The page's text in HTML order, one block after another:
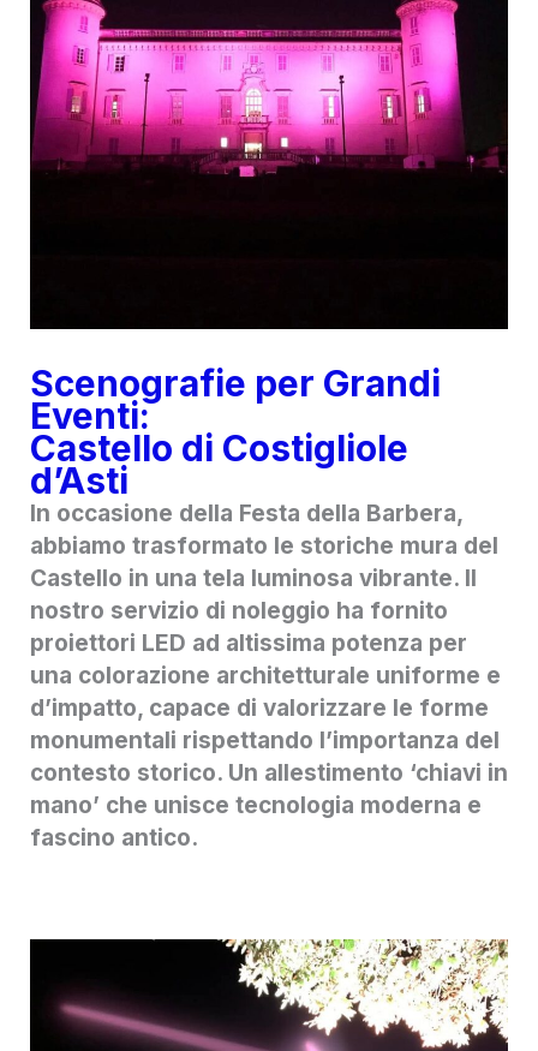
Scenografie per Grandi
Eventi:
Castello di Costigliole
d’Asti
In occasione della Festa della Barbera,
abbiamo trasformato le storiche mura del
Castello in una tela luminosa vibrante. Il
nostro servizio di noleggio ha fornito
proiettori LED ad altissima potenza per
una colorazione architetturale uniforme e
d’impatto, capace di valorizzare le forme
monumentali rispettando l’importanza del
contesto storico. Un allestimento ‘chiavi in
mano’ che unisce tecnologia moderna e
fascino antico.